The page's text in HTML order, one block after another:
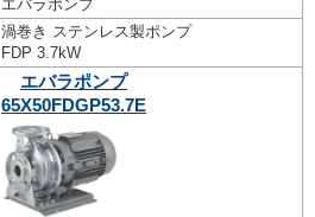
エバラポンプ
渦巻き ステンレス製ポンプ
FDP 3.7kW
エバラポンプ
65X50FDGP53.7E